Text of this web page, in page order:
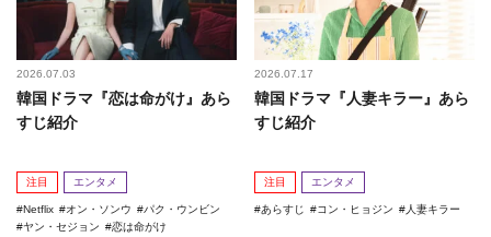
2026.07.03
韓国ドラマ『恋は命がけ』あら
すじ紹介
注目 エンタメ
Netflix オン・ソンウ
パク・ウンビン
ヤン・セジョン
恋は命がけ
2026.07.17
韓国ドラマ『人妻キラー』あら
すじ紹介
注目 エンタメ
あらすじ コン・ヒョジン 人妻キラー